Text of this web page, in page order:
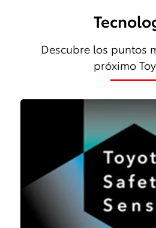
Descubre los puntos
próximo